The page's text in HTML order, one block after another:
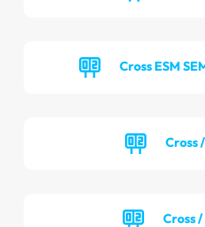
Cross ESM
Cross
Cross /